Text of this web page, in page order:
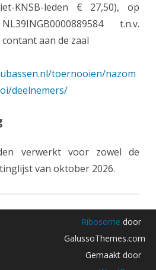
KNSB-leden € 27,50), op
t.n.v.
aan de zaal
toernooien/nazom
deelnemers/
verwerkt voor zowel de
van oktober 2026.
Ribosome door
GalussoThemes.com
Gemaakt door